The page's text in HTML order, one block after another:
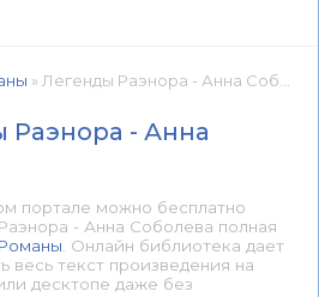
» Легенды Раэнора - Анна Соболева 📕 - Книга онлайн бесплатно
Раэнора - Анна
портале можно бесплатно
- Анна Соболева полная
Романы . Онлайн библиотека дает
весь текст произведения на
десктопе даже без